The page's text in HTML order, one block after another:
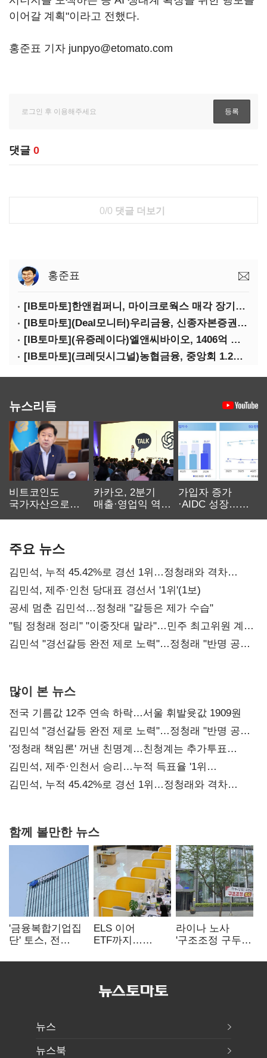
이어갈 계획"이라고 전했다.
홍준표 기자 junpyo@etomato.com
댓글 0
0/0 댓글 더보기
홍준표
[IB토마토]한앤컴퍼니, 마이크로웍스 매각 장기화 대비…배당 회수판 깔았다
[IB토마토](Deal모니터)우리금융, 신종자본증권 발행했지만 차환금리 '부담'
[IB토마토](유증레이다)엘앤씨바이오, 1406억 유증…최대주주는 절반만 청약
[IB토마토](크레딧시그널)농협금융, 중앙회 1.2조 지원받아 생산적금융 확대
뉴스리듬
비트코인도
국가자산으로…'
카카오, 2분기
매출·영업익 역대
가입자 증가
·AIDC 성장…
주요 뉴스
김민석, 누적 45.42%로 경선 1위…정청래와 격차
0.86%p(2보)
김민석, 제주·인천 당대표 경선서 '1위'(1보)
공세 멈춘 김민석…정청래 "갈등은 제가 수습"
"팀 정청래 정리" "이중잣대 말라"…민주 최고위원 계파
다툼 격화
김민석 "경선갈등 완전 제로 노력"…정청래 "반명 공세
많이 본 뉴스
전국 기름값 12주 연속 하락…서울 휘발윳값 1909원
김민석 "경선갈등 완전 제로 노력"…정청래 "반명 공세
사과부터"
'정청래 책임론' 꺼낸 친명계…친청계는 추가투표
때리기
김민석, 제주·인천서 승리…누적 득표율 '1위
탈환'(종합)
김민석, 누적 45.42%로 경선 1위…정청래와 격차
함께 볼만한 뉴스
'금융복합기업집
단' 토스, 전
표준화
ELS 이어
ETF까지…
제동 걸린 은행
라이나 노사
'구조조정 구두
뉴스
뉴스북